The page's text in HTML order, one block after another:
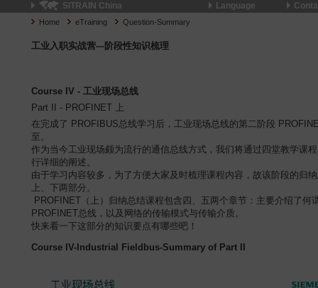
SITRAIN China Language
Home eTraining Question-Summary
工业入职实战营---阶段性知识梳理
Course IV - 工业现场总线
Part II - PROFINET 上
在完成了 PROFIBUS总线学习后，工业现场总线的第二阶段
至。
作为当今工业现场颇为流行的通信总线方式，我们将通过四堂教学课
行详细的阐述。
由于学习内容较多，为了方便大家及时梳理课程内容，故该阶段的归
上、下两部分。
PROFINET（上）归纳总结课程包含四、五两个章节：主要介绍了何
PROFINET总线，以及网络的传输模式与传输介质。
快来看一下这部分的知识要点有哪些吧！
Course IV-Industrial Fieldbus-Summary of Part II